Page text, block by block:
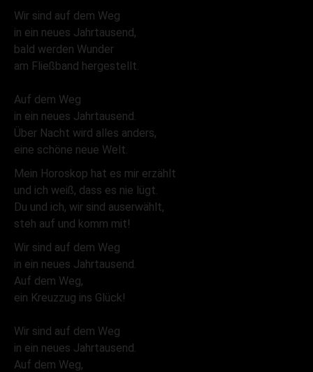
Wir sind auf dem Weg
in ein neues Jahrtausend,
bald werden Wunder
am Fließband hergestellt.
Auf dem Weg
in ein neues Jahrtausend.
Über Nacht wird alles anders,
eine schöne neue Welt.
Mein Horoskop hat es mir erzählt
und ich weiß, dass es nie lügt.
Du und ich, wir sind auserwählt,
steh auf und komm mit!
Wir sind auf dem Weg
in ein neues Jahrtausend.
Auf dem Weg,
ein Kreuzzug ins Glück!
Wir sind auf dem Weg
in ein neues Jahrtausend.
Auf dem Weg,